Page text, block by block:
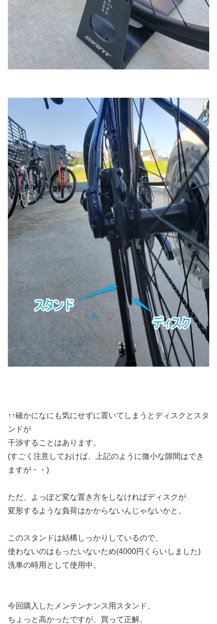
↑↑確かになにも気にせずに置いてしまうとディスクとスタ
ンドが
干渉することはあります。
(すごく注意しておけば、上記のように微小な隙間はでき
ますが・・)
ただ、よっぽど変な置き方をしなければディスクが
変形するような負荷はかからないんじゃないかと。
このスタンドは結構しっかりしているので、
使わないのはもったいないため(4000円くらいしました)
洗車の時用として使用中。
今回購入したメンテンナンス用スタンド、
ちょっと高かったですが、買って正解。